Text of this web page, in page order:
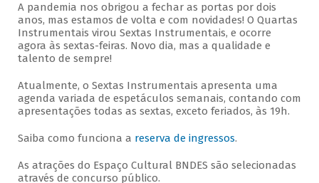
A pandemia nos obrigou a fechar as portas por dois
anos, mas estamos de volta e com novidades! O Quartas
Instrumentais virou Sextas Instrumentais, e ocorre
agora às sextas-feiras. Novo dia, mas a qualidade e
talento de sempre!
Atualmente, o Sextas Instrumentais apresenta uma
agenda variada de espetáculos semanais, contando com
apresentações todas as sextas, exceto feriados, às 19h.
Saiba como funciona a reserva de ingressos.
As atrações do Espaço Cultural BNDES são selecionadas
através de concurso público.